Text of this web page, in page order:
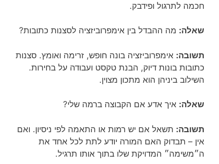
חכמה לתרגול ופידבק.
שאלה: מה ההבדל בין אימפרוביזציה לסצנות כתובות?
תשובה: אימפרוביזציה בונה חופש, זרימה ואומץ. סצנות
כתובות בונות דיוק, הבנת טקסט ועבודה על בחירות.
השילוב ביניהן הוא מתכון מצוין.
שאלה: איך אדע אם הקבוצה ברמה שלי?
תשובה: תשאל אם יש רמות או התאמה לפי ניסיון. ואם
אין – תבדוק האם המורה יודע לתת לכל אחד את
ה״משימה״ המדויקת שלו בתוך אותו תרגיל.